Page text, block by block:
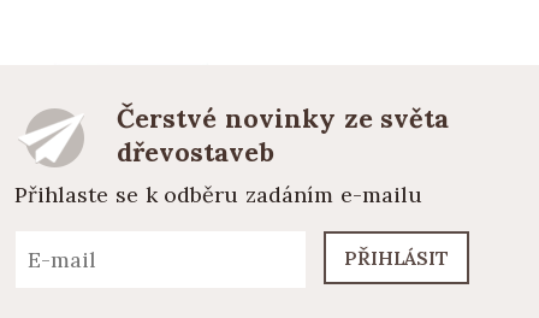
Čerstvé novinky ze světa
dřevostaveb
Přihlaste se k odběru zadáním e-mailu
PŘIHLÁSIT